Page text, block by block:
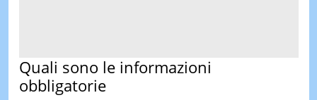
Quali sono le informazioni
obbligatorie